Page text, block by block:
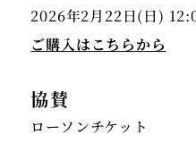
ご購入はこちらから
協賛
ローソンチケット